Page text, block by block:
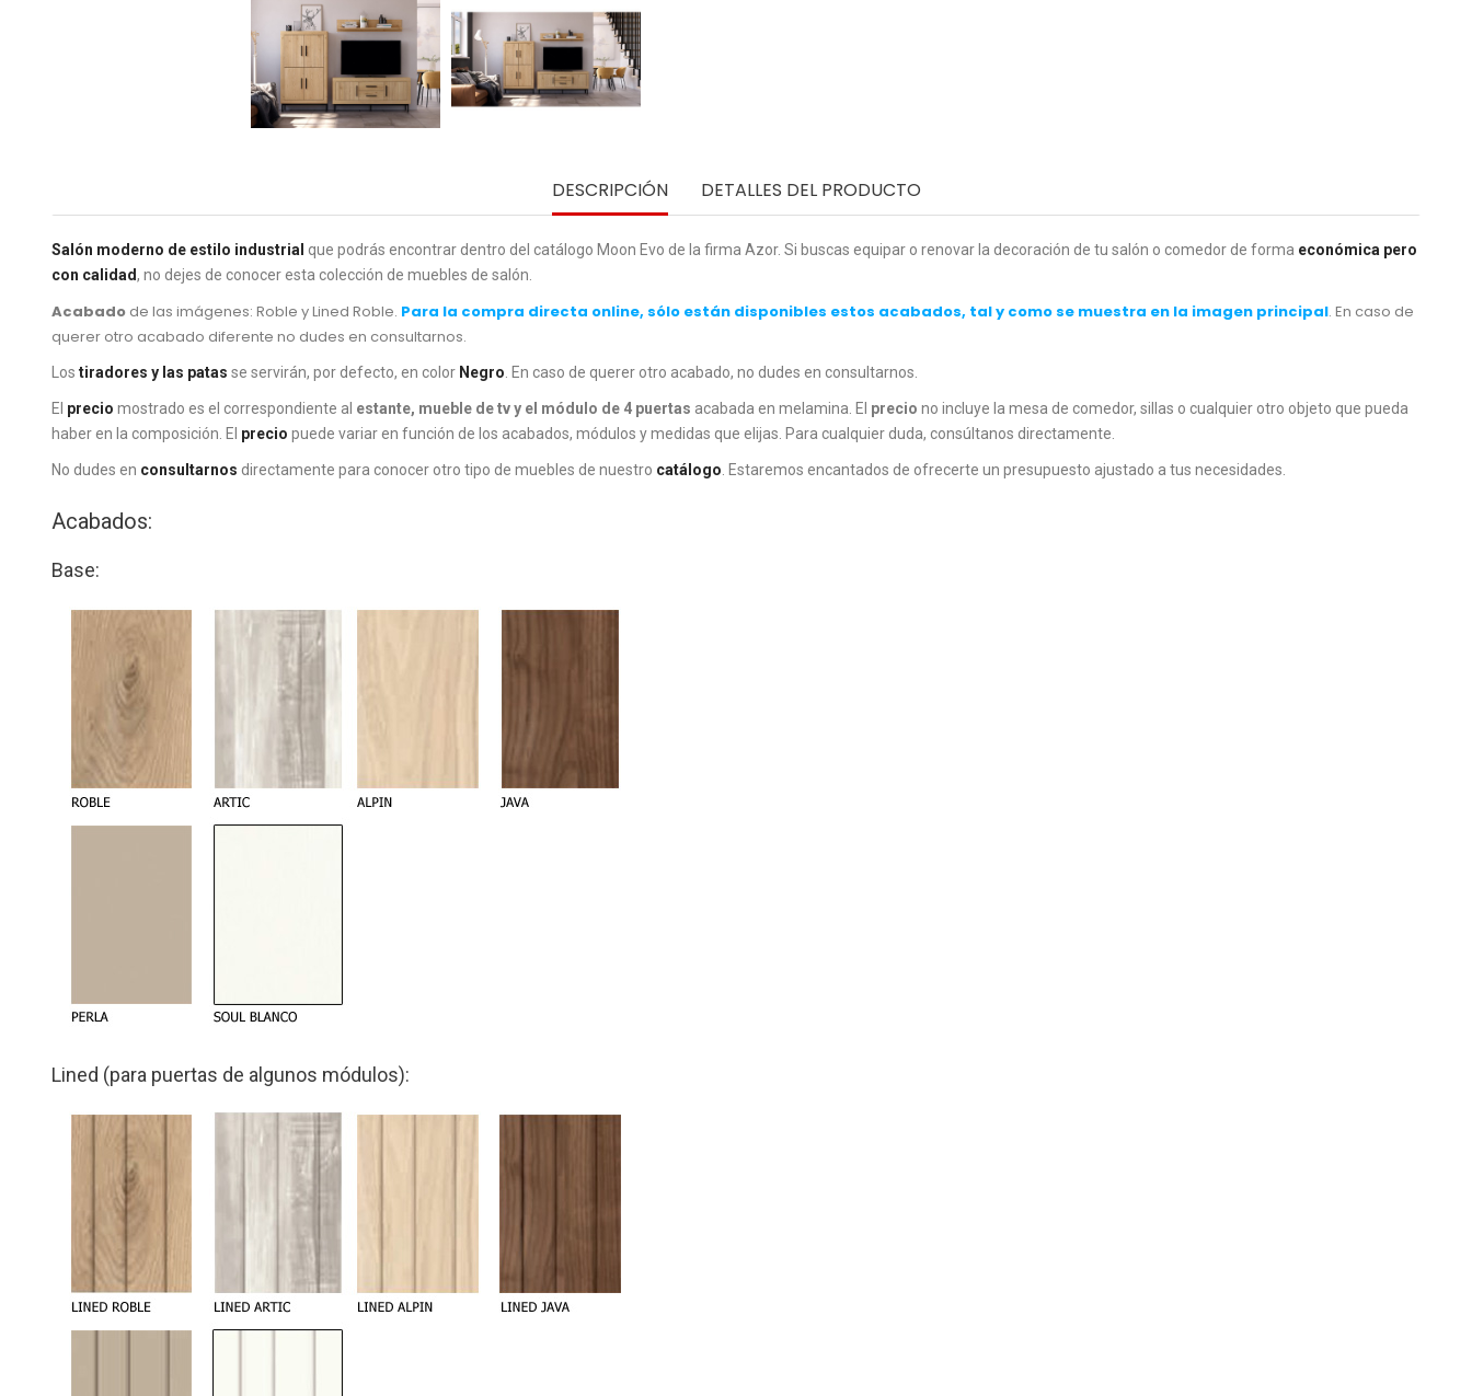
DESCRIPCIÓN DETALLES DEL PRODUCTO
Salón moderno de estilo industrial que podrás encontrar dentro del catálogo Moon Evo de la firma Azor. Si buscas equipar o renovar la decoración de tu salón o comedor de forma económica pero
con calidad, no dejes de conocer esta colección de muebles de salón.
Acabado de las imágenes: Roble y Lined Roble. Para la compra directa online, sólo están disponibles estos acabados, tal y como se muestra en la imagen principal. En caso de
querer otro acabado diferente no dudes en consultarnos.
Los tiradores y las patas se servirán, por defecto, en color Negro. En caso de querer otro acabado, no dudes en consultarnos.
El precio mostrado es el correspondiente al estante, mueble de tv y el módulo de 4 puertas acabada en melamina. El precio no incluye la mesa de comedor, sillas o cualquier otro objeto que pueda
haber en la composición. El precio puede variar en función de los acabados, módulos y medidas que elijas. Para cualquier duda, consúltanos directamente.
No dudes en consultarnos directamente para conocer otro tipo de muebles de nuestro catálogo. Estaremos encantados de ofrecerte un presupuesto ajustado a tus necesidades.
Acabados:
Base:
Lined (para puertas de algunos módulos):